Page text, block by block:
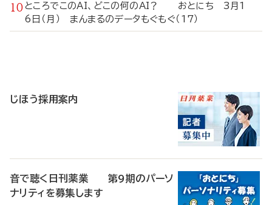
ところでこのAI、どこの何のAI？ おとにち 3月1
6日（月） まんまるのデータもぐもぐ（17）
じほう採用案内
音で聴く日刊薬業 第9期のパーソ
ナリティを募集します